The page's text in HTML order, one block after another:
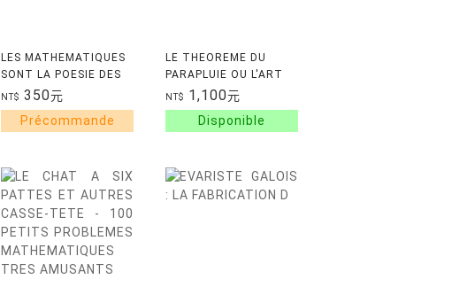
LES MATHEMATIQUES
SONT LA POESIE DES
SCIENCES
NT$ 350元
LE THEOREME DU
PARAPLUIE OU L'ART
D'OBSERVER LE
MONDE DANS LE BON
NT$ 1,100元